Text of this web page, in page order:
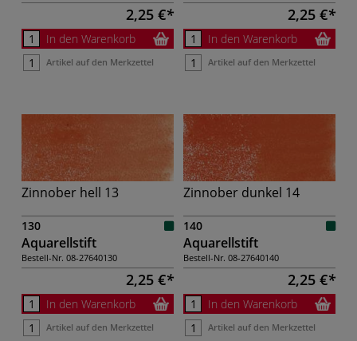
2,25 €
In den Warenkorb
Artikel auf den Merkzettel
2,25 €
In den Warenkorb
Artikel auf den Merkzettel
Zinnober hell 13
130
Aquarellstift
Bestell-Nr. 08-27640130
2,25 €
In den Warenkorb
Artikel auf den Merkzettel
Zinnober dunkel 14
140
Aquarellstift
Bestell-Nr. 08-27640140
2,25 €
In den Warenkorb
Artikel auf den Merkzettel